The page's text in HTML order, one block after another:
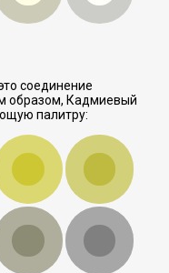
соединение
образом, Кадмиевый
палитру: